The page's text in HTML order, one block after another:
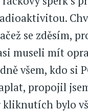
se zděsím,
museli mít
všem, kdo si
propojil
bylo